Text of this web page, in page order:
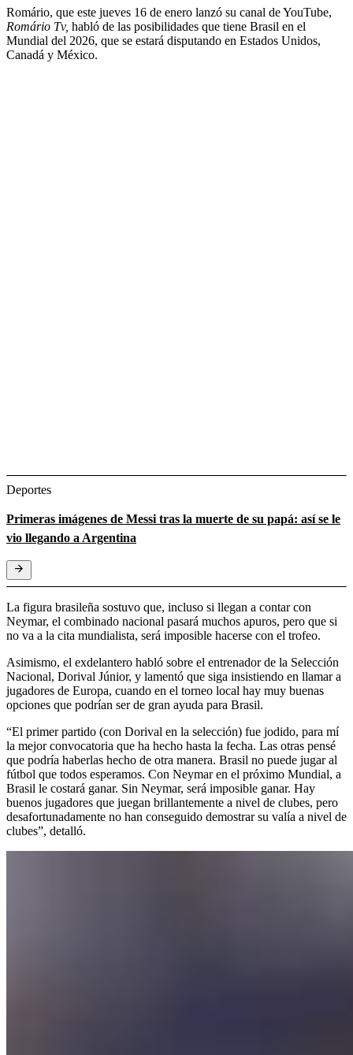
Romário, que este jueves 16 de enero lanzó su canal de YouTube,
Romário Tv, habló de las posibilidades que tiene Brasil en el
Mundial del 2026, que se estará disputando en Estados Unidos,
Canadá y México.
Deportes
Primeras imágenes de Messi tras la muerte de su papá: así se le
vio llegando a Argentina
La figura brasileña sostuvo que, incluso si llegan a contar con
Neymar, el combinado nacional pasará muchos apuros, pero que si
no va a la cita mundialista, será imposible hacerse con el trofeo.
Asimismo, el exdelantero habló sobre el entrenador de la Selección
Nacional, Dorival Júnior, y lamentó que siga insistiendo en llamar a
jugadores de Europa, cuando en el torneo local hay muy buenas
opciones que podrían ser de gran ayuda para Brasil.
“El primer partido (con Dorival en la selección) fue jodido, para mí
la mejor convocatoria que ha hecho hasta la fecha. Las otras pensé
que podría haberlas hecho de otra manera. Brasil no puede jugar al
fútbol que todos esperamos. Con Neymar en el próximo Mundial, a
Brasil le costará ganar. Sin Neymar, será imposible ganar. Hay
buenos jugadores que juegan brillantemente a nivel de clubes, pero
desafortunadamente no han conseguido demostrar su valía a nivel de
clubes”, detalló.